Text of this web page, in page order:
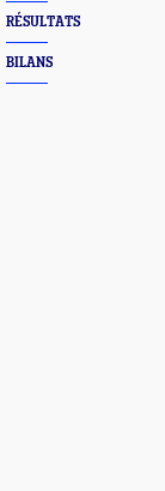
RÉSULTATS
BILANS